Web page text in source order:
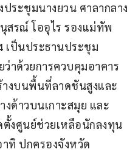
ระชุมนางยวน ศาลากลาง
สรณ์ โออุไร รองแม่ทัพ
เป็นประธานประชุม
าด้วยการควบคุมอาคาร
งบนพื้นที่ลาดชันสูงและ
ด้าวบนเกาะสมุย และ
งศูนย์ช่วยเหลือนักลงทุน
ทิ ปกครองจังหวัด